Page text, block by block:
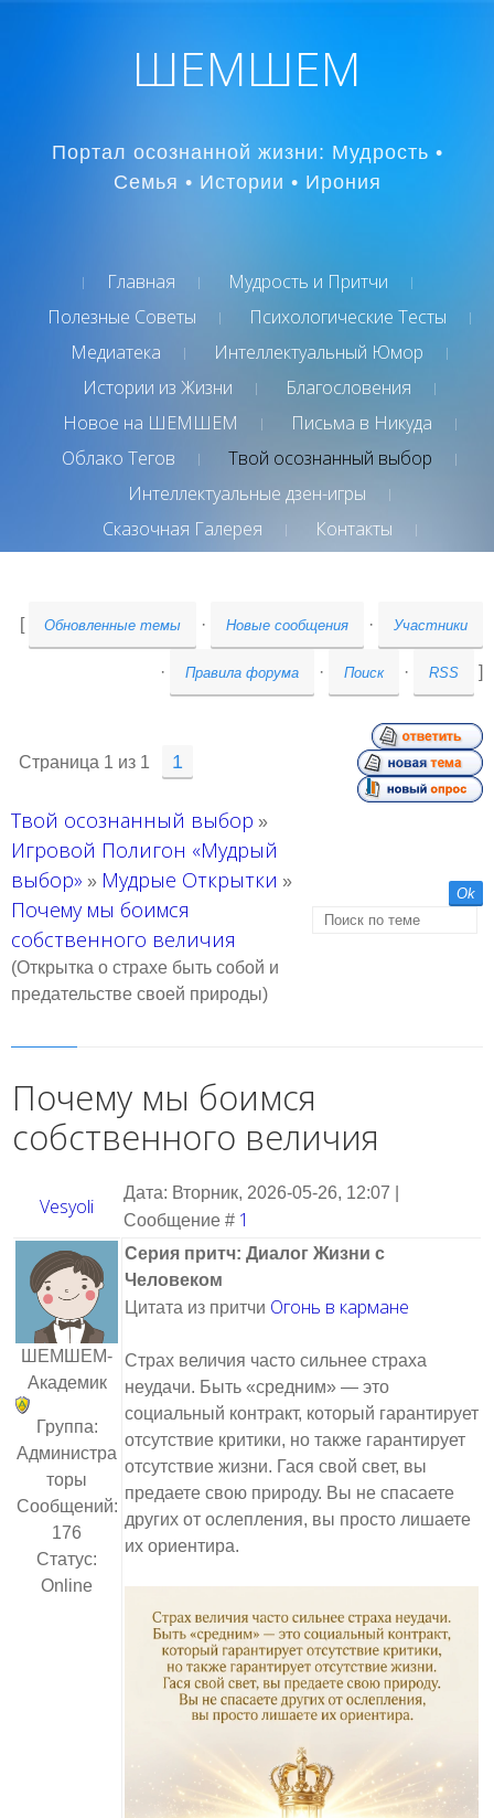
ШЕМШЕМ
Портал осознанной жизни: Мудрость •
Семья • Истории • Ирония
Главная
Мудрость и Притчи
Полезные Советы
Психологические Тесты
Медиатека
Интеллектуальный Юмор
Истории из Жизни
Благословения
Новое на ШЕМШЕМ
Письма в Никуда
Облако Тегов
Твой осознанный выбор
Интеллектуальные дзен-игры
Сказочная Галерея
Контакты
[ Обновленные темы · Новые сообщения · Участники
· Правила форума · Поиск · RSS ]
Страница 1 из 1 1
Твой осознанный выбор »
Игровой Полигон «Мудрый
выбор» » Мудрые Открытки »
Почему мы боимся
собственного величия
(Открытка о страхе быть собой и
предательстве своей природы)
Почему мы боимся
собственного величия
Vesyoli
Дата: Вторник, 2026-05-26, 12:07 |
Сообщение # 1
ШЕМШЕМ-
Академик
Группа:
Администра
торы
Сообщений:
176
Статус:
Online
Серия притч: Диалог Жизни с
Человеком
Цитата из притчи Огонь в кармане
Страх величия часто сильнее страха
неудачи. Быть «средним» — это
социальный контракт, который гарантирует
отсутствие критики, но также гарантирует
отсутствие жизни. Гася свой свет, вы
предаете свою природу. Вы не спасаете
других от ослепления, вы просто лишаете
их ориентира.